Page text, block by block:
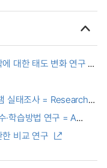
대한 태도 변화 연구 =
the Mathematics
Activities
실태조사 = Research
Math Program of
·학습방법 연구 = A
of Secondary
Industrial Revolution
비교 연구